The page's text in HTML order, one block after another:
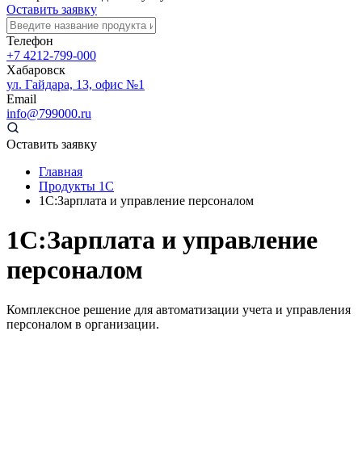
Оставить заявку
Телефон
+7 4212-799-000
Хабаровск
ул. Гайдара, 13, офис №1
Email
info@799000.ru
Оставить заявку
Главная
Продукты 1С
1С:Зарплата и управление персоналом
1С:Зарплата и управление
персоналом
Комплексное решение для автоматизации учета и управления
персоналом в организации.